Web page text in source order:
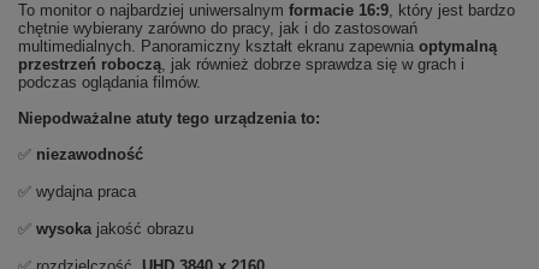
To monitor o najbardziej uniwersalnym formacie 16:9, który jest bardzo
chętnie wybierany zarówno do pracy, jak i do zastosowań
multimedialnych. Panoramiczny kształt ekranu zapewnia optymalną
przestrzeń roboczą, jak również dobrze sprawdza się w grach i
podczas oglądania filmów.
Niepodważalne atuty tego urządzenia to:
✅ niezawodność
✅ wydajna praca
✅ wysokajakość obrazu